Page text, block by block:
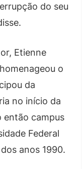
do seu
Etienne
o
da
no início da
então campus
Federal
anos 1990.